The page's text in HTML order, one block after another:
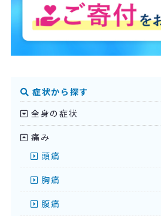
症状から探す
全身の症状
痛み
頭痛
胸痛
腹痛